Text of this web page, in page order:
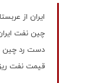
ایران از عربستان جلو
چین نفت
دست رد چین
قیمت نفت